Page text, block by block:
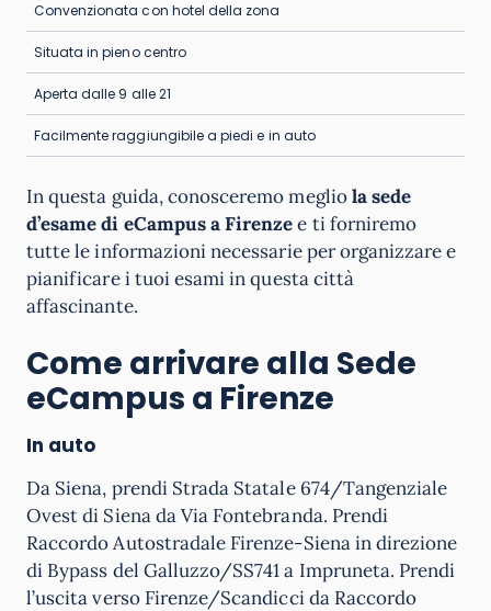
Convenzionata con hotel della zona
Situata in pieno centro
Aperta dalle 9 alle 21
Facilmente raggiungibile a piedi e in auto
In questa guida, conosceremo megliola sede
d’esame di eCampus a Firenzee ti forniremo
tutte le informazioni necessarie per organizzare e
pianificare i tuoi esami in questa città
affascinante.
Come arrivare alla Sede
eCampus a Firenze
In auto
Da Siena, prendi Strada Statale 674/Tangenziale
Ovest di Siena da Via Fontebranda. Prendi
Raccordo Autostradale Firenze-Siena in direzione
di Bypass del Galluzzo/SS741 a Impruneta. Prendi
l’uscita verso Firenze/Scandicci da Raccordo